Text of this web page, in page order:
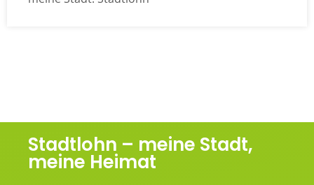
Stadtlohn – meine Stadt,
meine Heimat